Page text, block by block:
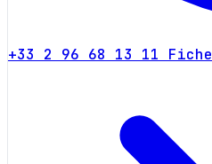
+33 2 96 68 13 11 Fiche